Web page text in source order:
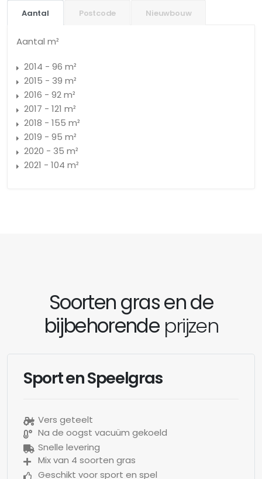
Aantal Postcode Nieuwbouw
Aantal m²
2014 - 96 m²
2015 - 39 m²
2016 - 92 m²
2017 - 121 m²
2018 - 155 m²
2019 - 95 m²
2020 - 35 m²
2021 - 104 m²
Soorten gras en de
bijbehorendeprijzen
Sport en Speelgras
Vers geteelt
Na de oogst vacuüm gekoeld
Snelle levering
Mix van 4 soorten gras
Geschikt voor sport en spel